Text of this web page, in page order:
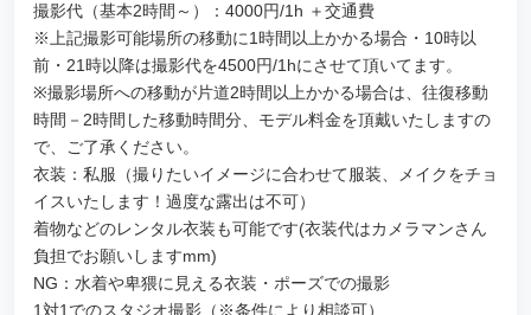
撮影代（基本2時間～）：4000円/1h ＋交通費
※上記撮影可能場所の移動に1時間以上かかる場合・10時以
前・21時以降は撮影代を4500円/1hにさせて頂いてます。
※撮影場所への移動が片道2時間以上かかる場合は、往復移動
時間－2時間した移動時間分、モデル料金を頂戴いたしますの
で、ご了承ください。
衣装：私服（撮りたいイメージに合わせて服装、メイクをチョ
イスいたします！過度な露出は不可）
着物などのレンタル衣装も可能です(衣装代はカメラマンさん
負担でお願いしますmm)
NG：水着や卑猥に見える衣装・ポーズでの撮影
1対1でのスタジオ撮影（※条件により相談可）